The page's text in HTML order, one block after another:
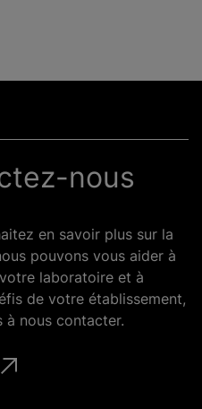
nous
en savoir plus sur la
pouvons vous aider à
laboratoire et à
de votre établissement,
à nous contacter.